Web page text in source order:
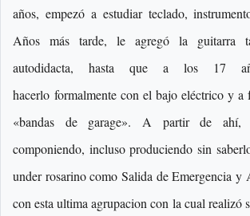
años, empezó a estudiar teclado,
Años más tarde, le agregó la guitarra
autodidacta, hasta que a los 17
hacerlo formalmente con el bajo eléctrico y a
«bandas de garage». A partir de ahí,
componiendo, incluso produciendo sin
under rosarino como Salida de Emergencia
con esta ultima agrupacion con la cual realizó